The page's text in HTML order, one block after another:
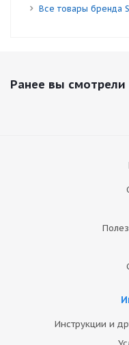
Все товары бренда
Ранее вы смотрели
Инструкции и